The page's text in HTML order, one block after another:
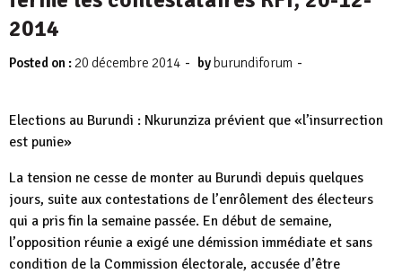
2014
Posted on : 20 décembre 2014 - by burundiforum -
Elections au Burundi : Nkurunziza prévient que «l’insurrection
est punie»
La tension ne cesse de monter au Burundi depuis quelques
jours, suite aux contestations de l’enrôlement des électeurs
qui a pris fin la semaine passée. En début de semaine,
l’opposition réunie a exigé une démission immédiate et sans
condition de la Commission électorale, accusée d’être